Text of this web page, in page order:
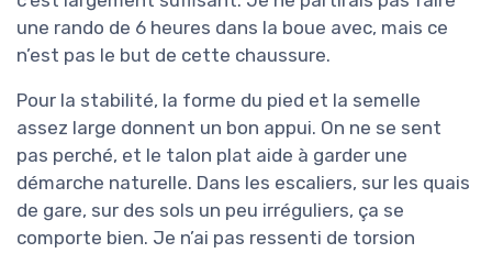
une rando de 6 heures dans la boue avec, mais ce
n’est pas le but de cette chaussure.
Pour la stabilité, la forme du pied et la semelle
assez large donnent un bon appui. On ne se sent
pas perché, et le talon plat aide à garder une
démarche naturelle. Dans les escaliers, sur les quais
de gare, sur des sols un peu irréguliers, ça se
comporte bien. Je n’ai pas ressenti de torsion